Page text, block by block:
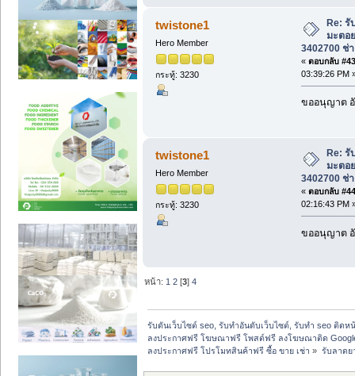
twistone1
Hero Member
กระทู้: 3230
Re: รั
มะตอ
3402700 ช่
« ตอบกลับ
03:39:26 PM
ขออนุญาต
twistone1
Hero Member
กระทู้: 3230
Re: รั
มะตอ
3402700 ช่
« ตอบกลับ
02:16:43 PM
ขออนุญาต
หน้า: 1 2 [3]4
รับดันเว็บไซต์ seo, รับทำอันดับเว็บไซต์, รับทำ seo ติดห
ลงประกาศฟรี โฆษณาฟรี โพสต์ฟรี ลงโฆษณาติด
ลงประกาศฟรี โปรโมทสินค้าฟรี ซื้อ ขาย เช่า » รับลาดย